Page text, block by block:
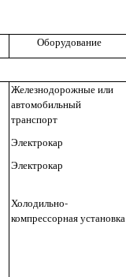
Оборудование
Железнодорожные или
автомобильный
транспорт
Электрокар
Электрокар
Холодильно-
компрессорная установка